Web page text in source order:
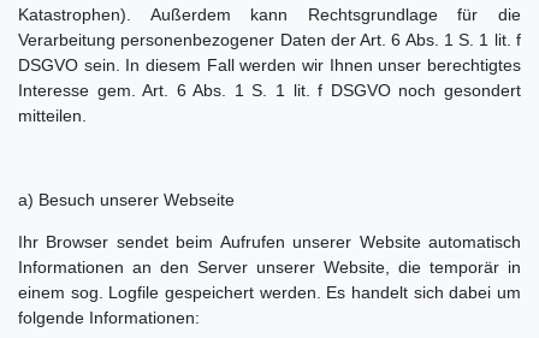
Katastrophen). Außerdem kann Rechtsgrundlage für die
Verarbeitung personenbezogener Daten der Art. 6 Abs. 1 S. 1 lit. f
DSGVO sein. In diesem Fall werden wir Ihnen unser berechtigtes
Interesse gem. Art. 6 Abs. 1 S. 1 lit. f DSGVO noch gesondert
mitteilen.
a) Besuch unserer Webseite
Ihr Browser sendet beim Aufrufen unserer Website automatisch
Informationen an den Server unserer Website, die temporär in
einem sog. Logfile gespeichert werden. Es handelt sich dabei um
folgende Informationen: